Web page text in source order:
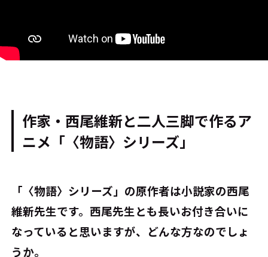
作家・西尾維新と二人三脚で作るア
ニメ「〈物語〉シリーズ」
――「〈物語〉シリーズ」の原作者は小説家の西尾
維新先生です。西尾先生とも長いお付き合いに
なっていると思いますが、どんな方なのでしょ
うか。